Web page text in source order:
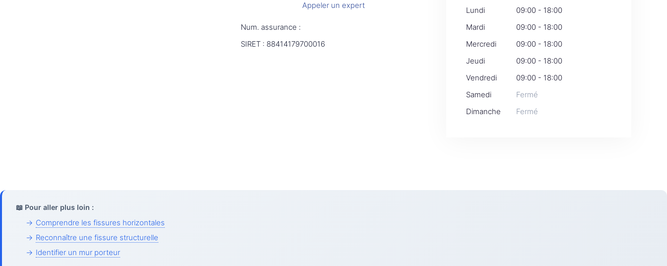
Appeler un expert
Num. assurance :
SIRET : 88414179700016
Lundi
09:00 - 18:00
Mardi
09:00 - 18:00
Mercredi
09:00 - 18:00
Jeudi
09:00 - 18:00
Vendredi
09:00 - 18:00
Samedi
Fermé
Dimanche
Fermé
📖 Pour aller plus loin :
→ Comprendre les fissures horizontales
→ Reconnaître une fissure structurelle
→ Identifier un mur porteur